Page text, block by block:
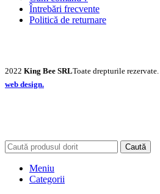
Întrebări frecvente
Politică de returnare
2022 King Bee SRLToate drepturile rezervate.
web design.
Caută
Meniu
Categorii